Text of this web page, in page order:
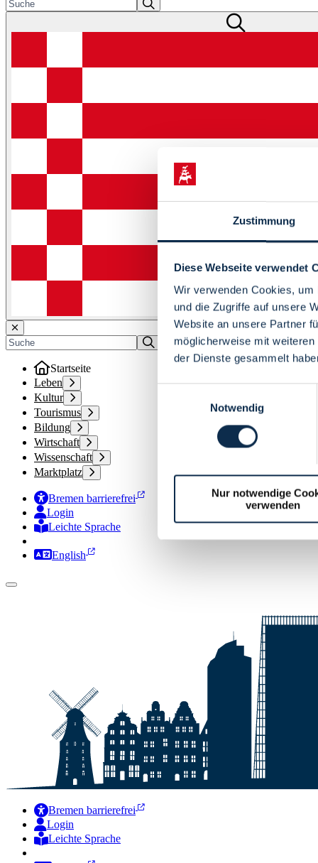
Zustimmung
Diese Webseite verwendet
Wir verwenden Cookies,
und die Zugriffe auf unsere
Website an unsere Partner
möglicherweise mit
der Dienste gesammelt
Notwendig
Nur notwendige
verwenden
Startseite
Leben
Kultur
Tourismus
Bildung
Wirtschaft
Wissenschaft
Marktplatz
Bremen barrierefrei
Login
Leichte Sprache
Zur Deutschen Gebärdensprache
English
Bremen barrierefrei
Login
Leichte Sprache